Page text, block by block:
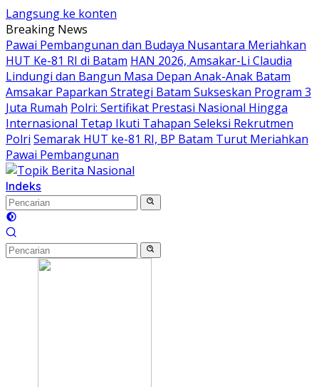
Langsung ke konten
Breaking News
Pawai Pembangunan dan Budaya Nusantara Meriahkan
HUT Ke-81 RI di Batam HAN 2026, Amsakar-Li Claudia
Lindungi dan Bangun Masa Depan Anak-Anak Batam
Amsakar Paparkan Strategi Batam Sukseskan Program 3
Juta Rumah Polri: Sertifikat Prestasi Nasional Hingga
Internasional Tetap Ikuti Tahapan Seleksi Rekrutmen
Polri Semarak HUT ke-81 RI, BP Batam Turut Meriahkan
Pawai Pembangunan
Indeks